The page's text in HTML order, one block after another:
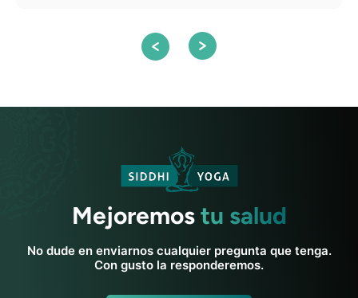
Mejoremostu salud
No dude en enviarnos cualquier pregunta que tenga.
Con gusto la responderemos.